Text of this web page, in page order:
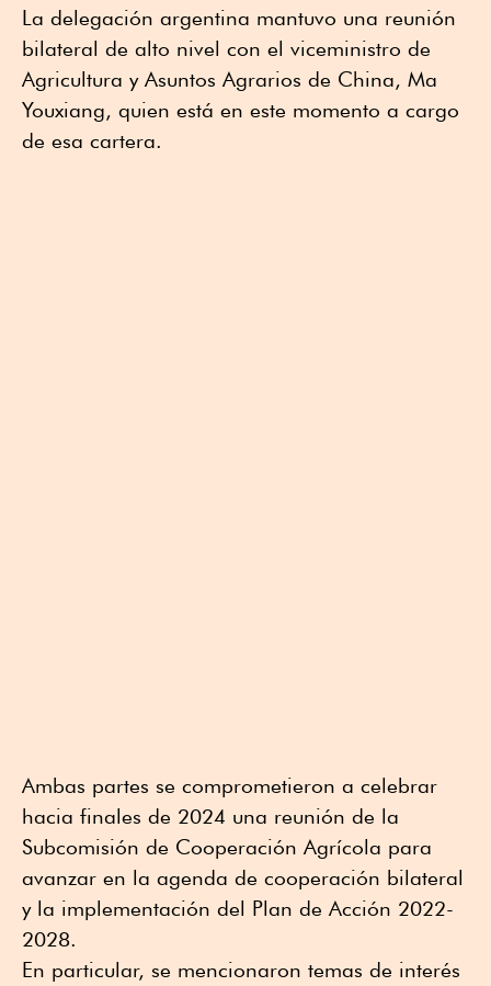
La delegación argentina mantuvo una reunión
bilateral de alto nivel con el viceministro de
Agricultura y Asuntos Agrarios de China, Ma
Youxiang, quien está en este momento a cargo
de esa cartera.
Ambas partes se comprometieron a celebrar
hacia finales de 2024 una reunión de la
Subcomisión de Cooperación Agrícola para
avanzar en la agenda de cooperación bilateral
y la implementación del Plan de Acción 2022-
2028.
En particular, se mencionaron temas de interés